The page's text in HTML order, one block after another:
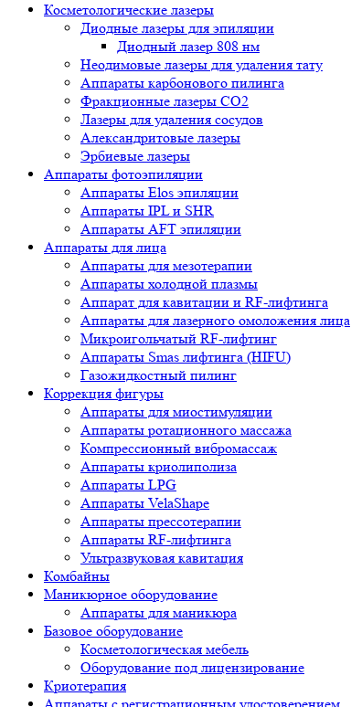
Косметологические лазеры
Диодные лазеры для эпиляции
Диодный лазер 808 нм
Неодимовые лазеры для удаления тату
Аппараты карбонового пилинга
Фракционные лазеры CO2
Лазеры для удаления сосудов
Александритовые лазеры
Эрбиевые лазеры
Аппараты фотоэпиляции
Аппараты Elos эпиляции
Аппараты IPL и SHR
Аппараты AFT эпиляции
Аппараты для лица
Аппараты для мезотерапии
Аппараты холодной плазмы
Аппарат для кавитации и RF-лифтинга
Аппараты для лазерного омоложения лица
Микроигольчатый RF-лифтинг
Аппараты Smas лифтинга (HIFU)
Газожидкостный пилинг
Коррекция фигуры
Аппараты для миостимуляции
Аппараты ротационного массажа
Компрессионный вибромассаж
Аппараты криолиполиза
Аппараты LPG
Аппараты VelaShape
Аппараты прессотерапии
Аппараты RF-лифтинга
Ультразвуковая кавитация
Комбайны
Маникюрное оборудование
Аппараты для маникюра
Базовое оборудование
Косметологическая мебель
Оборудование под лицензирование
Криотерапия